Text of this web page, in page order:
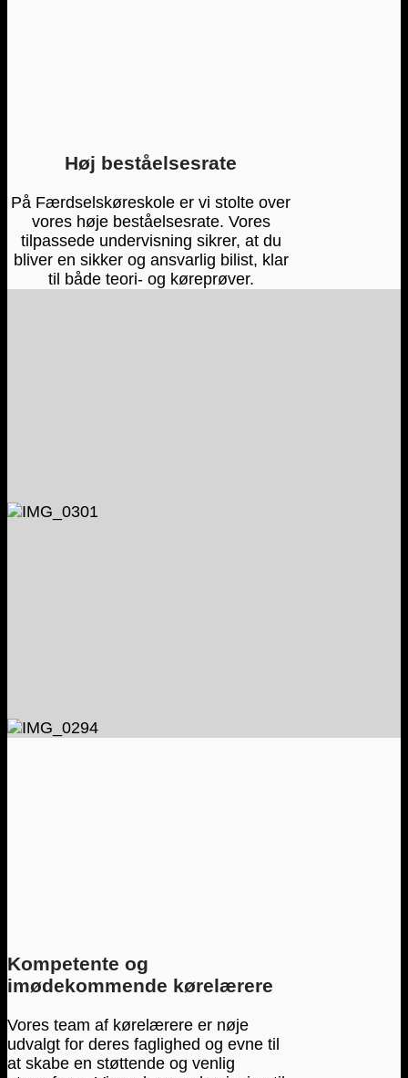
Høj beståelsesrate
På Færdselskøreskole er vi stolte over
vores høje beståelsesrate. Vores
tilpassede undervisning sikrer, at du
bliver en sikker og ansvarlig bilist, klar
til både teori- og køreprøver.
Kompetente og
imødekommende kørelærere
Vores team af kørelærere er nøje
udvalgt for deres faglighed og evne til
at skabe en støttende og venlig